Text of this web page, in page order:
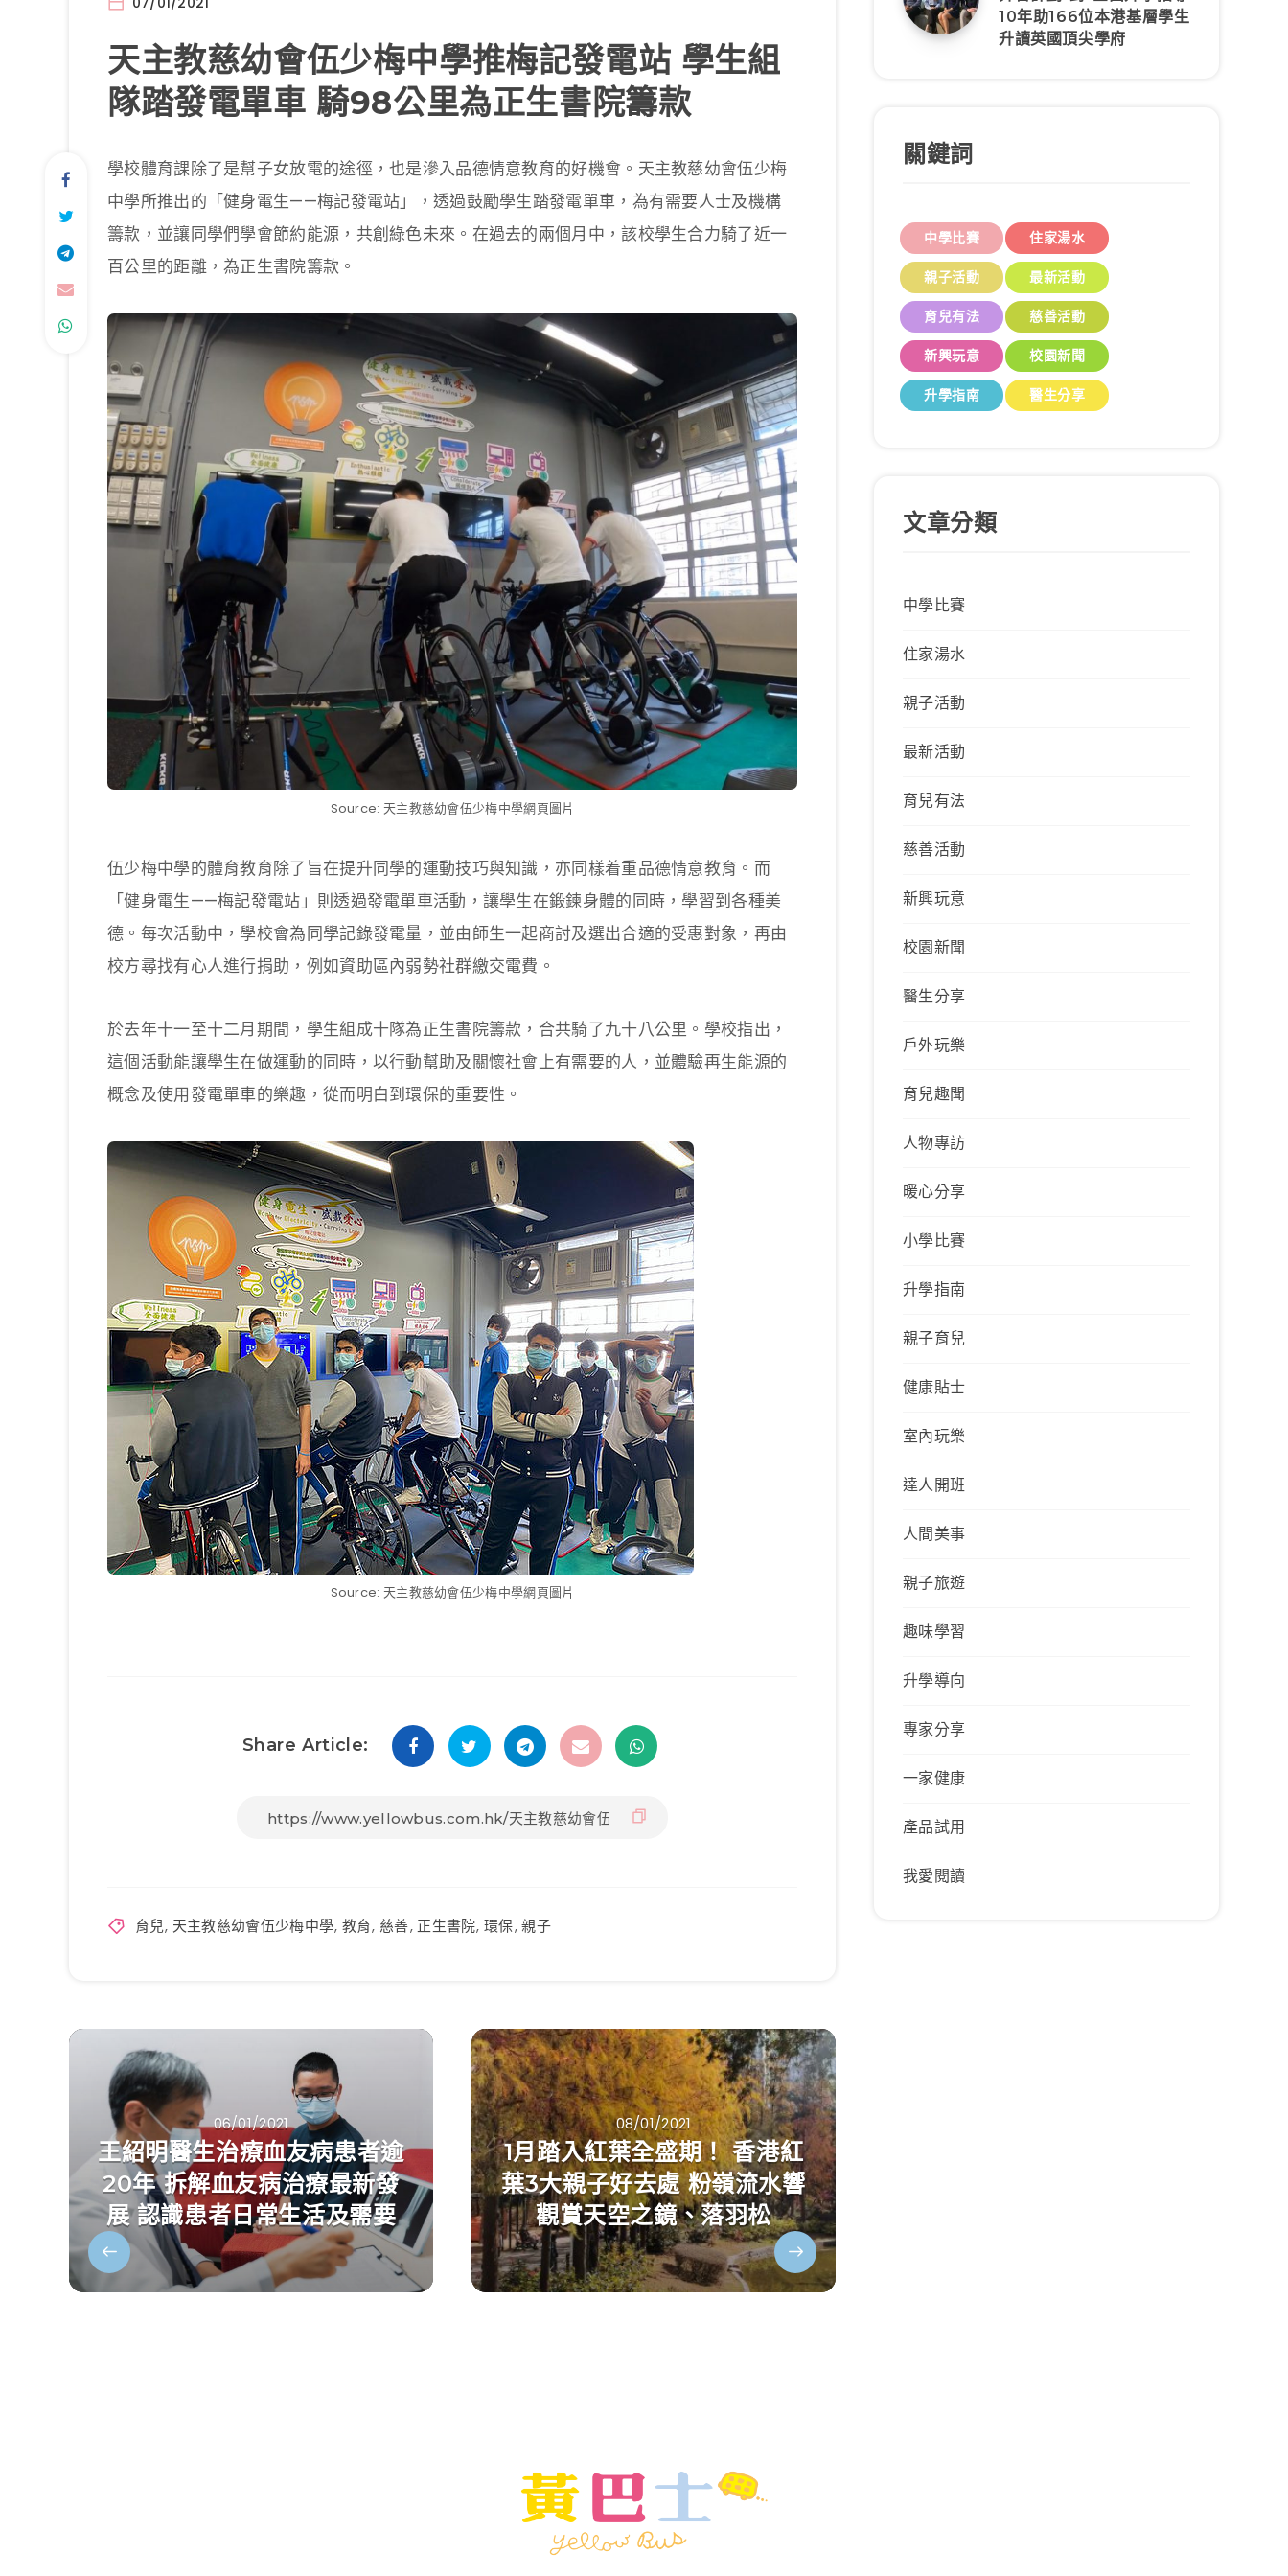
天主教慈幼會伍少梅中學推梅記發電站 學生組
隊踏發電單車 騎98公里為正生書院籌款
學校體育課除了是幫子女放電的途徑，也是滲入品德情意教育的好機會。天主教慈幼會伍少梅
中學所推出的「健身電生——梅記發電站」，透過鼓勵學生踏發電單車，為有需要人士及機構
籌款，並讓同學們學會節約能源，共創綠色未來。在過去的兩個月中，該校學生合力騎了近一
百公里的距離，為正生書院籌款。
Source: 天主教慈幼會伍少梅中學網頁圖片
伍少梅中學的體育教育除了旨在提升同學的運動技巧與知識，亦同樣着重品德情意教育。而
「健身電生——梅記發電站」則透過發電單車活動，讓學生在鍛鍊身體的同時，學習到各種美
德。每次活動中，學校會為同學記錄發電量，並由師生一起商討及選出合適的受惠對象，再由
校方尋找有心人進行捐助，例如資助區內弱勢社群繳交電費。
於去年十一至十二月期間，學生組成十隊為正生書院籌款，合共騎了九十八公里。學校指出，
這個活動能讓學生在做運動的同時，以行動幫助及關懷社會上有需要的人，並體驗再生能源的
概念及使用發電單車的樂趣，從而明白到環保的重要性。
Source: 天主教慈幼會伍少梅中學網頁圖片
Share Article:
育兒, 天主教慈幼會伍少梅中學, 教育, 慈善, 正生書院,環保,親子
06/01/2021
王紹明醫生治療血友病患者逾
20年 拆解血友病治療最新發
展 認識患者日常生活及需要
08/01/2021
1月踏入紅葉全盛期！ 香港紅
葉3大親子好去處 粉嶺流水響
觀賞天空之鏡、落羽松
10年助166位本港基層學生
升讀英國頂尖學府
關鍵詞
中學比賽 住家湯水
親子活動 最新活動
育兒有法 慈善活動
新興玩意 校園新聞
升學指南 醫生分享
文章分類
中學比賽
住家湯水
親子活動
最新活動
育兒有法
慈善活動
新興玩意
校園新聞
醫生分享
戶外玩樂
育兒趣聞
人物專訪
暖心分享
小學比賽
升學指南
親子育兒
健康貼士
室內玩樂
達人開班
人間美事
親子旅遊
趣味學習
升學導向
專家分享
一家健康
產品試用
我愛閱讀